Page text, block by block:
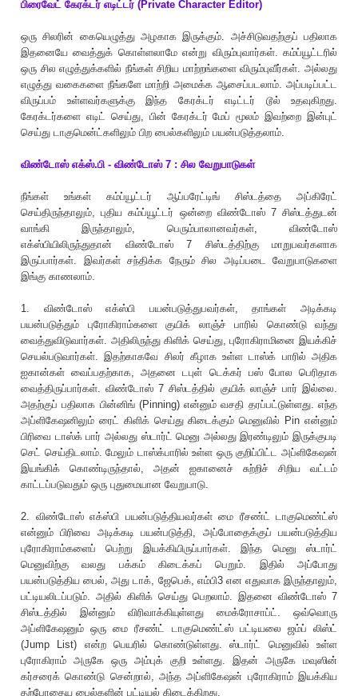
பிரைவேட் கேரக்டர் எடிட்டர் (Private Character Editor)
ஒரு சிலரின் கையெழுத்து அழகாக இருக்கும். அச்சிடுவதற்குப் பதிலாக
இதனையே வைத்துக் கொள்ளலாமே என்று விரும்புவார்கள். கம்ப்யூட்டரில்
ஒரு சில எழுத்துக்களில் நீங்கள் சிறிய மாற்றங்களை விரும்புவீர்கள். அல்லது
எழுத்து வகைகளை நீங்களே மாற்றி அமைக்க ஆசைப்படலாம். அப்படிப்பட்ட
விருப்பம் உள்ளவர்களுக்கு இந்த கேரக்டர் எடிட்டர் டூல் உதவுகிறது.
கேரக்டர்களை எடிட் செய்து, பின் கேரக்டர் மேப் மூலம் இவற்றை இன்புட்
செய்து டாகுமென்ட்களிலும் பிற பைல்களிலும் பயன்படுத்தலாம்.
விண்டோஸ் எக்ஸ்.பி - விண்டோஸ் 7 : சில வேறுபாடுகள்
நீங்கள் உங்கள் கம்ப்யூட்டர் ஆப்பரேட்டிங் சிஸ்டத்தை அப்கிரேட்
செய்திருந்தாலும், புதிய கம்ப்யூட்டர் ஒன்றை விண்டோஸ் 7 சிஸ்டத்துடன்
வாங்கி இருந்தாலும், பெரும்பாலானவர்கள், விண்டோஸ்
எக்ஸ்பியிலிருந்துதான் விண்டோஸ் 7 சிஸ்டத்திற்கு மாறுபவர்களாக
இருப்பார்கள். இவர்கள் சந்திக்க நேரும் சில அடிப்படை வேறுபாடுகளை
இங்கு காணலாம்.
1. விண்டோஸ் எக்ஸ்பி பயன்படுத்துபவர்கள், தாங்கள் அடிக்கடி
பயன்படுத்தும் புரோகிராம்களை குயிக் லாஞ்ச் பாரில் கொண்டு வந்து
வைத்துவிடுவார்கள். அதிலிருந்து கிளிக் செய்து, புரோகிராமினை இயக்கிச்
செயல்படுவார்கள். இதற்காகவே சிலர் கீழாக உள்ள டாஸ்க் பாரில் அதிக
ஐகான்கள் வைப்பதற்காக, அதனை டபுள் டெக்கர் பஸ் போல பெரிதாக
வைத்திருப்பார்கள். விண்டோஸ் 7 சிஸ்டத்தில் குயிக் லாஞ்ச் பார் இல்லை.
அதற்குப் பதிலாக பின்னிங் (Pinning) என்னும் வசதி தரப்பட்டுள்ளது. எந்த
அப்ளிகேஷனிலும் ரைட் கிளிக் செய்து கிடைக்கும் மெனுவில் Pin என்னும்
பிரிவை டாஸ்க் பார் அல்லது ஸ்டார்ட் மெனு அல்லது இரண்டிலும் இருக்குபடி
செட் செய்திடலாம். மேலும் டாஸ்க்பாரில் உள்ள ஒரு குறிப்பிட்ட அப்ளிகேஷன்
இயங்கிக் கொண்டிருந்தால், அதன் ஐகானைச் சுற்றிச் சிறிய வட்டம்
காட்டப்படுவதும் ஒரு புதுமையான வேறுபாடு.
2. விண்டோஸ் எக்ஸ்பி பயன்படுத்தியவர்கள் மை ரீசண்ட் டாகுமெண்ட்ஸ்
என்னும் பிரிவை அடிக்கடி பயன்படுத்தி, அப்போதைக்குப் பயன்படுத்திய
புரோகிராம்களைப் பெற்று இயக்கியிருப்பார்கள். இந்த மெனு ஸ்டார்ட்
மெனுவிற்கு வலது பக்கம் கிடைக்கப் பெறும். இதில் அப்போது
பயன்படுத்திய பைல், அது டாக், ஜேபெக், எம்பி3 என எதுவாக இருந்தாலும்,
பட்டியலிடப்படும். அதில் கிளிக் செய்து பெறலாம். இதனை விண்டோஸ் 7
சிஸ்டத்தில் இன்னும் விரிவாக்கியுள்ளது மைக்ரோசாப்ட். ஒவ்வொரு
அப்ளிகேஷனும் ஒரு மை ரீசண்ட் டாகுமெண்ட்ஸ் பட்டியலை ஜம்ப் லிஸ்ட்
(Jump List) என்ற பெயரில் கொண்டுள்ளது. ஸ்டார்ட் மெனுவில் உள்ள
புரோகிராம் அருகே ஒரு அம்புக் குறி உள்ளது. இதன் அருகே மவுஸின்
கர்சரைக் கொண்டு சென்றால், அந்த அப்ளிகேஷன் புரோகிராம் இயக்கிய
தற்போதைய பைல்களின் பட்டியல் கிடைக்கிறது.